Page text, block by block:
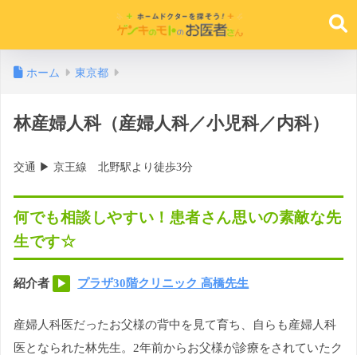
ホーム 東京都
林産婦人科（産婦人科／小児科／内科）
交通 ▶︎ 京王線 北野駅より徒歩3分
何でも相談しやすい！患者さん思いの素敵な先
生です☆
紹介者 ▶︎ プラザ30階クリニック 高橋先生
産婦人科医だったお父様の背中を見て育ち、自らも産婦人科
医となられた林先生。2年前からお父様が診療をされていたク